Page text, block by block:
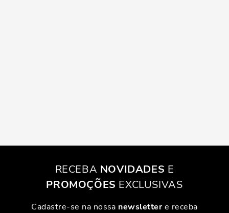
RECEBA NOVIDADES E
PROMOÇÕES EXCLUSIVAS
Cadastre-se na nossa newslettere receba